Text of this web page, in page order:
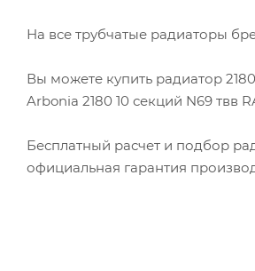
На все трубчатые радиаторы
Вы можете купить радиатор
Arbonia 2180 10 секций N69 твв
Бесплатный расчет и подбор
официальная гарантия